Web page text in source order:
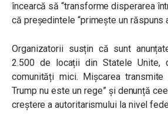
încearcă să “transforme disperarea
că președintele “primește un răspuns
Organizatorii susțin că sunt
2.500 de locații din Statele Unite,
comunități mici. Mișcarea transmite
Trump nu este un rege” și denunță
creștere a autoritarismului la nivel